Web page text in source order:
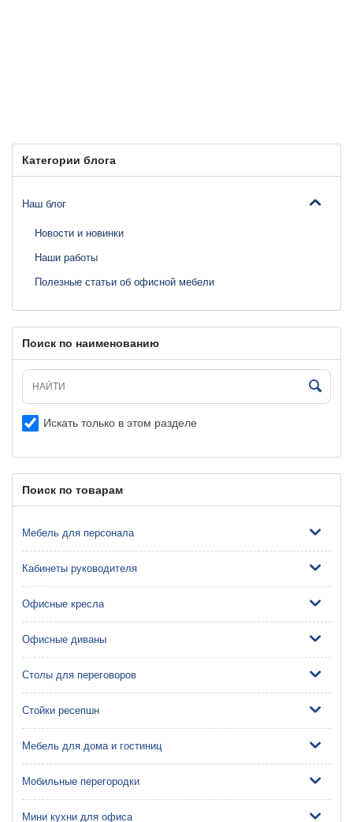
Категории блога
Наш блог
Новости и новинки
Наши работы
Полезные статьи об офисной мебели
Поиск по наименованию
Искать только в этом разделе
Поиск по товарам
Мебель для персонала
Кабинеты руководителя
Офисные кресла
Офисные диваны
Столы для переговоров
Стойки ресепшн
Мебель для дома и гостиниц
Мобильные перегородки
Мини кухни для офиса